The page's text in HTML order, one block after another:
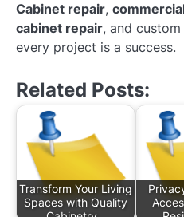
Cabinet repair,
cabinet repair, and
every project is a success.
Related Posts:
Transform Your Living
Spaces with Quality